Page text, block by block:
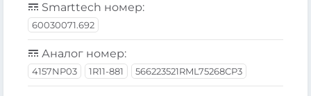
Smarttech номер:
60030071.692
Аналог номер:
4157NP03 1R11-881 566223521RML75268CP3